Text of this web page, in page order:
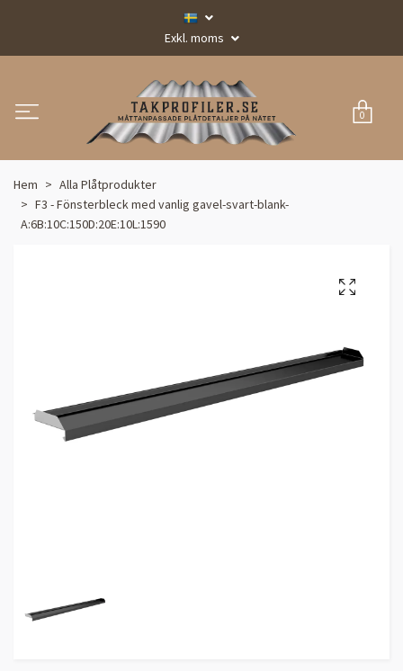
Exkl. moms
0
Hem
Alla Plåtprodukter
F3 - Fönsterbleck med vanlig gavel-svart-blank-
A:6B:10C:150D:20E:10L:1590